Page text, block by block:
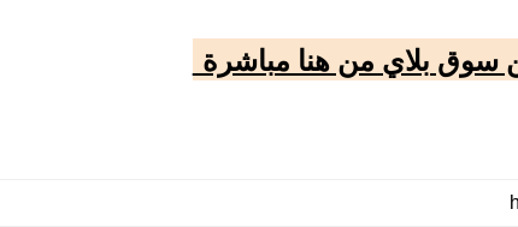
سوق بلاي من هنا مباشرة